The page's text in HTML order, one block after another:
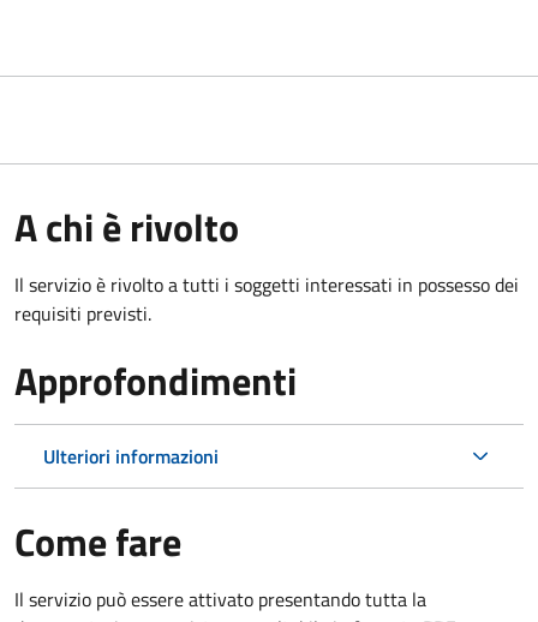
A chi è rivolto
Il servizio è rivolto a tutti i soggetti interessati in possesso dei
requisiti previsti.
Approfondimenti
Ulteriori informazioni
Come fare
Il servizio può essere attivato presentando tutta la